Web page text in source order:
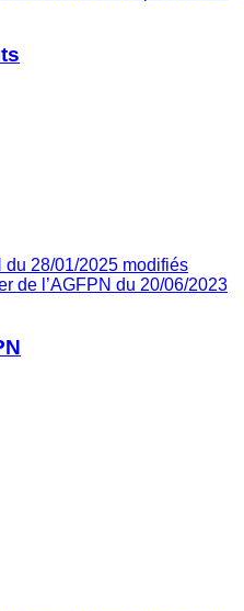
du 28/01/2025 modifiés
de l’AGFPN du 20/06/2023